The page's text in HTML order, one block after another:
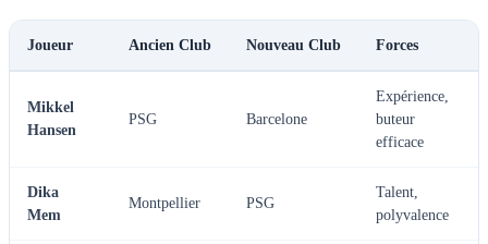
Joueur Ancien Club Nouveau Club Forces
Mikkel
Hansen
PSG Barcelone
Expérience,
buteur
efficace
Dika
Mem
Montpellier PSG
Talent,
polyvalence